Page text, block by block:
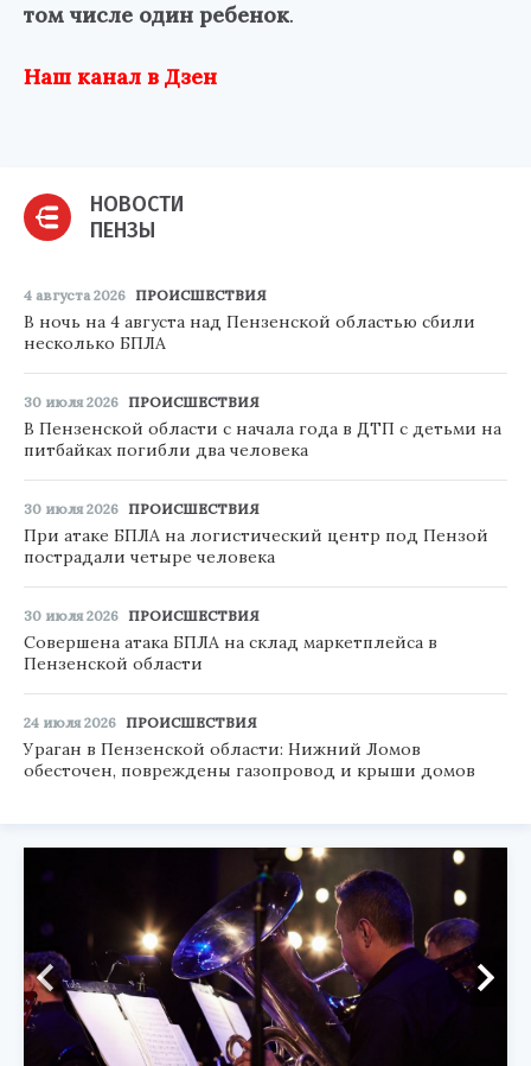
том числе один ребенок.
Наш канал в Дзен
НОВОСТИ
ПЕНЗЫ
4 августа 2026 ПРОИСШЕСТВИЯ
В ночь на 4 августа над Пензенской областью сбили
несколько БПЛА
30 июля 2026 ПРОИСШЕСТВИЯ
В Пензенской области с начала года в ДТП с детьми на
питбайках погибли два человека
30 июля 2026 ПРОИСШЕСТВИЯ
При атаке БПЛА на логистический центр под Пензой
пострадали четыре человека
30 июля 2026 ПРОИСШЕСТВИЯ
Совершена атака БПЛА на склад маркетплейса в
Пензенской области
24 июля 2026 ПРОИСШЕСТВИЯ
Ураган в Пензенской области: Нижний Ломов
обесточен, повреждены газопровод и крыши домов